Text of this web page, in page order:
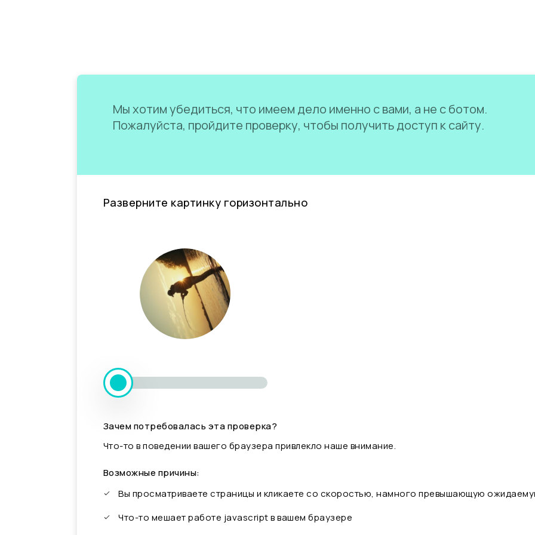
Мы хотим убедиться, что имеем дело именно с вами, а не с ботом.
Пожалуйста, пройдите проверку, чтобы получить доступ к сайту.
Разверните картинку горизонтально
Зачем потребовалась эта проверка?
Что-то в поведении вашего браузера привлекло наше внимание.
Возможные причины:
Вы просматриваете страницы и кликаете со скоростью, намного превышающую
Что-то мешает работе javascript в вашем браузере